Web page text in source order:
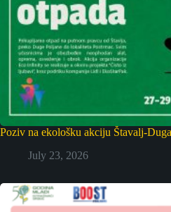
Poziv na ekološku akciju Štavalj-
July 23, 2026